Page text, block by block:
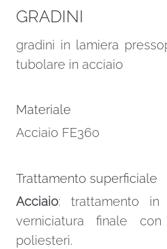
GRADINI
gradini in lamiera
tubolare in acciaio
Materiale
Acciaio FE360
Trattamento superficiale
Acciaio: trattamento in
verniciatura finale
poliesteri.